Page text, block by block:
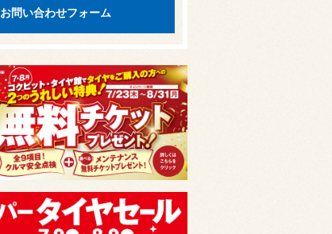
お問い合わせフォーム